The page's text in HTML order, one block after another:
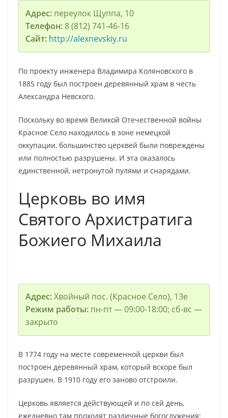
Адрес:переулок Щуппа, 10
Телефон:8 (812) 741-46-16
Сайт: http://alexnevskiy.ru
По проекту инженера Владимира Коляновского в
1885 году был построен деревянный храм в честь
Александра Невского.
Поскольку во время Великой Отечественной войны
Красное Село находилось в зоне немецкой
оккупации, большинство церквей были повреждены
или полностью разрушены. И эта оказалось
единственной, нетронутой пулями и снарядами.
Церковь во имя
Святого Архистратига
Божиего Михаила
Адрес:Хвойный пос. (Красное Село), 13е
Режим работы:пн-пт — 09:00-18:00; сб-вс —
закрыто
В 1774 году на месте современной церкви был
построен деревянный храм, который вскоре был
разрушен. В 1910 году его заново отстроили.
Церковь является действующей и по сей день,
ежедневно там проходят различные богослужения: